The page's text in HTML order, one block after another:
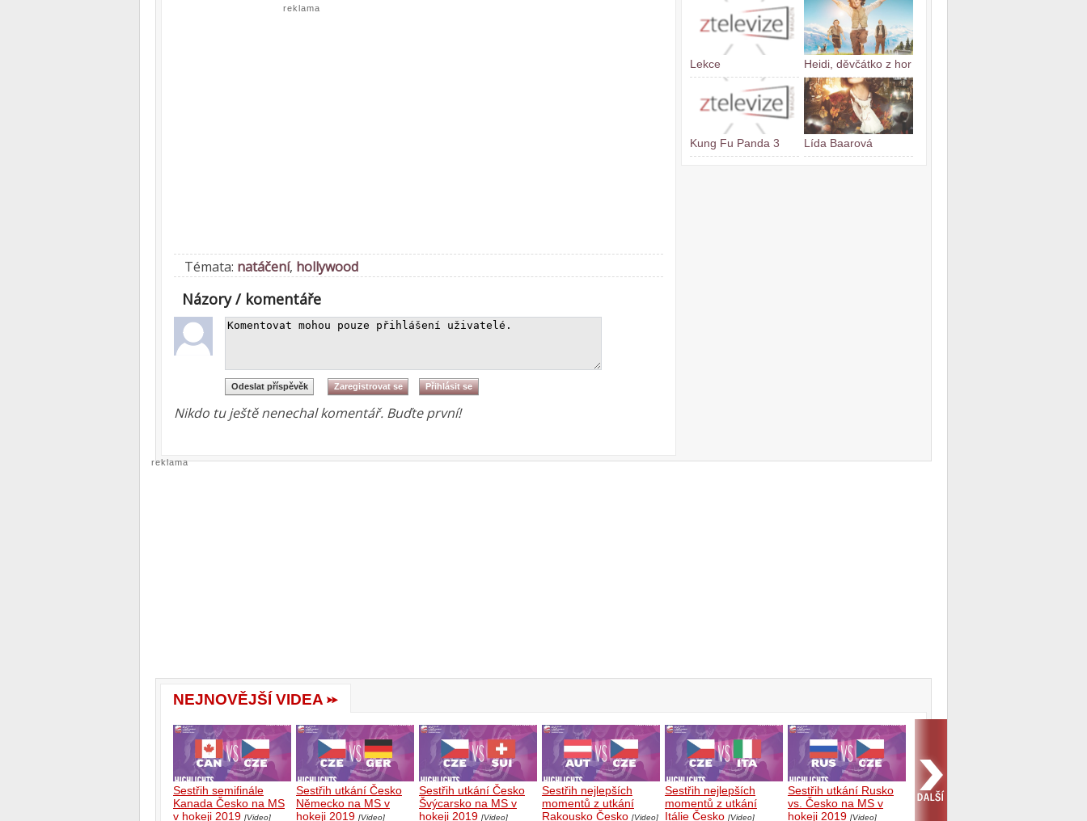
Lekce Heidi, děvčátko z hor
Kung Fu Panda 3 Lída Baarová
reklama
Témata: natáčení, hollywood
Názory / komentáře
Nikdo tu ještě nenechal komentář. Buďte první!
reklama
NEJNOVĚJŠÍ VIDEA
Sestřih semifinále
Kanada Česko na MS
v hokeji 2019 [Video]
Sestřih utkání Česko
Německo na MS v
hokeji 2019 [Video]
Sestřih utkání Česko
Švýcarsko na MS v
hokeji 2019 [Video]
Sestřih nejlepších
momentů z utkání
Rakousko Česko [Video]
Sestřih nejlepších
momentů z utkání
Itálie Česko [Video]
Sestřih utkání Rusko
vs. Česko na MS v
hokeji 2019 [Video]